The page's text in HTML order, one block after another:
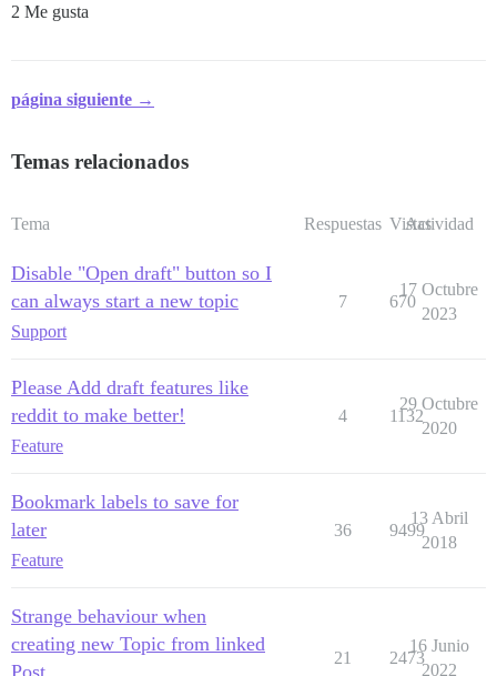
2 Me gusta
página siguiente →
Temas relacionados
Tema Respuestas Vistas
Actividad
Disable "Open draft" button so I
can always start a new topic
Support
7 670
17 Octubre
2023
Please Add draft features like
reddit to make better!
Feature
4 1132
29 Octubre
2020
Bookmark labels to save for
later
Feature
36 9499
13 Abril
2018
Strange behaviour when
creating new Topic from linked
21 2473
16 Junio
2022